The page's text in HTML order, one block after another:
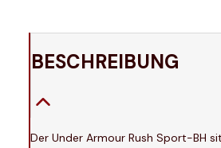
BESCHREIBUNG
Der Under Armour Rush Sport-BH